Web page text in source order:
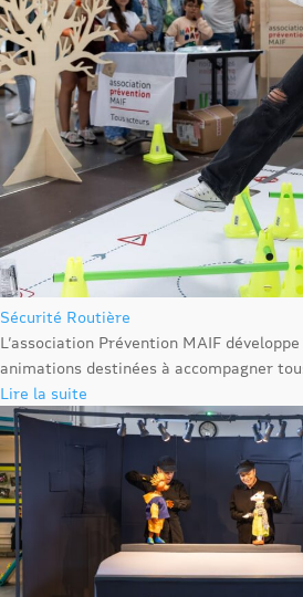
Sécurité Routière
L’association Prévention MAIF
animations destinées à accompagner
Lire la suite